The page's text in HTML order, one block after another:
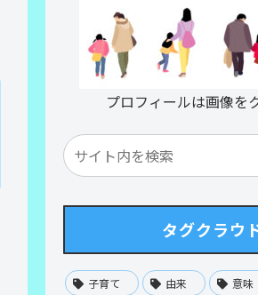
プロフィールは画像を
タグクラウ
子育て 由来 意味